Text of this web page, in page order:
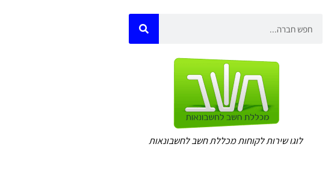
לוגו שירות לקוחות מכללת חשב לחשבונאות